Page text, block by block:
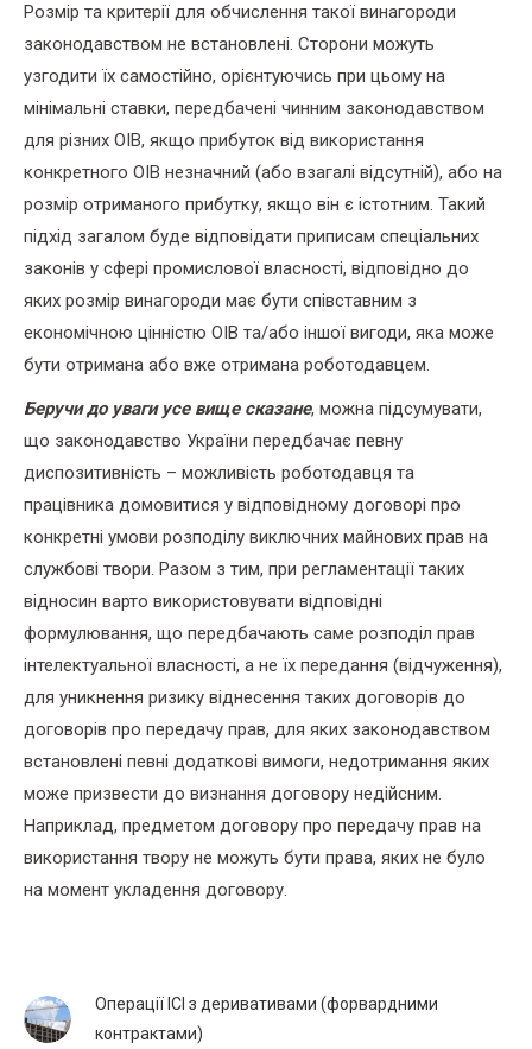
Розмір та критерії для обчислення такої винагороди
законодавством не встановлені. Сторони можуть
узгодити їх самостійно, орієнтуючись при цьому на
мінімальні ставки, передбачені чинним законодавством
для різних ОІВ, якщо прибуток від використання
конкретного ОІВ незначний (або взагалі відсутній), або на
розмір отриманого прибутку, якщо він є істотним. Такий
підхід загалом буде відповідати приписам спеціальних
законів у сфері промислової власності, відповідно до
яких розмір винагороди має бути співставним з
економічною цінністю ОІВ та/або іншої вигоди, яка може
бути отримана або вже отримана роботодавцем.
Беручи до уваги усе вище сказане, можна підсумувати,
що законодавство України передбачає певну
диспозитивність – можливість роботодавця та
працівника домовитися у відповідному договорі про
конкретні умови розподілу виключних майнових прав на
службові твори. Разом з тим, при регламентації таких
відносин варто використовувати відповідні
формулювання, що передбачають саме розподіл прав
інтелектуальної власності, а не їх передання (відчуження),
для уникнення ризику віднесення таких договорів до
договорів про передачу прав, для яких законодавством
встановлені певні додаткові вимоги, недотримання яких
може призвести до визнання договору недійсним.
Наприклад, предметом договору про передачу прав на
використання твору не можуть бути права, яких не було
на момент укладення договору.
Операції ІСІ з деривативами (форвардними
контрактами)